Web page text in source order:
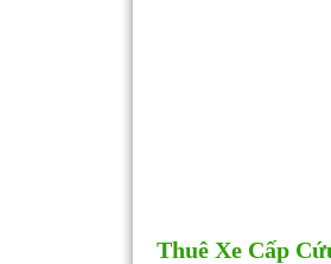
Thuê Xe Cấp